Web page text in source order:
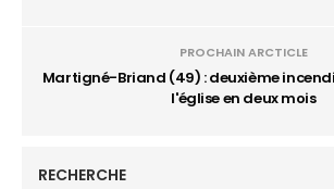
PROCHAIN ARCTICLE
Martigné-Briand (49) : deuxième
l'église en deux mois
RECHERCHE